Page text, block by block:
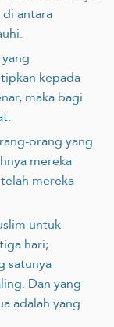
antara
kepada
maka bagi
orang yang
mereka
mereka
untuk
hari;
satunya
Dan yang
adalah yang